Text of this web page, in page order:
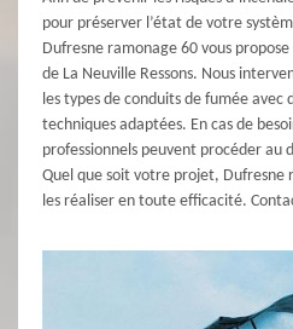
pour préserver l’état de votre
Dufresne ramonage 60 vous
de La Neuville Ressons. Nous
les types de conduits de fumée avec
techniques adaptées. En cas de
professionnels peuvent procéder au
Quel que soit votre projet, Dufresne
les réaliser en toute efficacité.